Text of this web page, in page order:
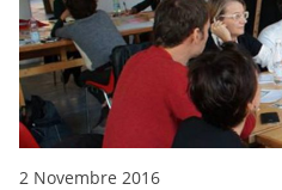
2 Novembre 2016